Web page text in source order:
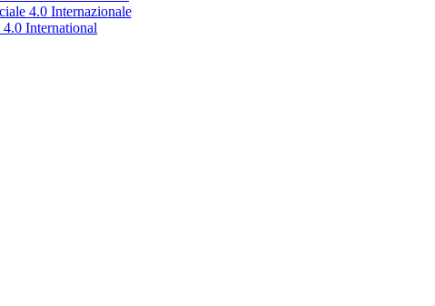
4.0 Internazionale
International